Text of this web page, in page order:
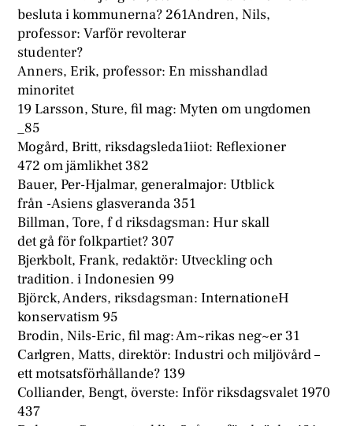
besluta i kommunerna? 261Andren, Nils,
professor: Varför revolterar
studenter?
Anners, Erik, professor: En misshandlad
minoritet
19 Larsson, Sture, fil mag: Myten om ungdomen
_85
Mogård, Britt, riksdagsleda1iiot: Reflexioner
472 om jämlikhet 382
Bauer, Per-Hjalmar, generalmajor: Utblick
från -Asiens glasveranda 351
Billman, Tore, f d riksdagsman: Hur skall
det gå för folkpartiet? 307
Bjerkbolt, Frank, redaktör: Utveckling och
tradition. i Indonesien 99
Björck, Anders, riksdagsman: InternationeH
konservatism 95
Brodin, Nils-Eric, fil mag: Am~rikas neg~er 31
Carlgren, Matts, direktör: Industri och miljövård –
ett motsatsförhållande? 139
Colliander, Bengt, överste: Inför riksdagsvalet 1970
437